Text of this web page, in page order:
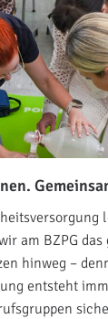
am BZPG
hinweg –
entsteht